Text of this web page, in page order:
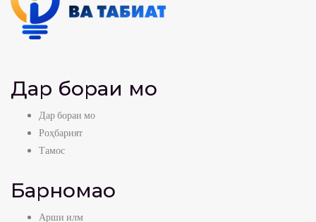
Дар бораи мо
Дар бораи мо
Роҳбарият
Тамос
Барномаҳо
Арши илм